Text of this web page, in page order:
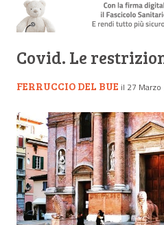
Covid. Le
FERRUCCIO DEL BUE il 27